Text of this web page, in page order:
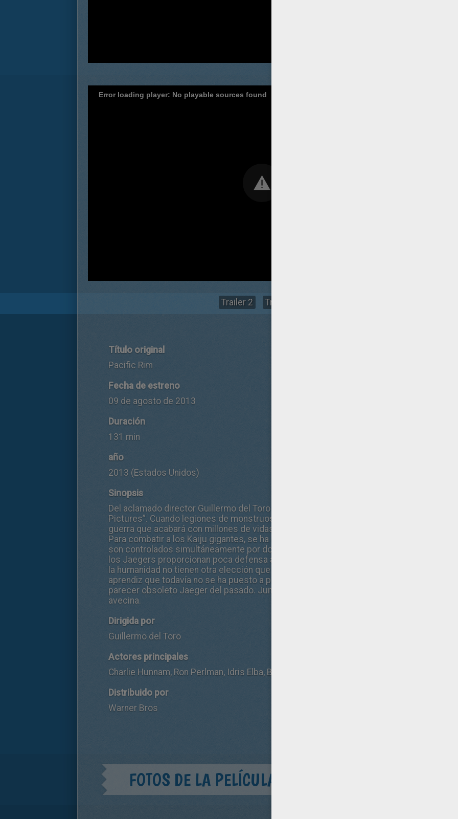
Error loading player: No playable sources found
Trailer 2 Trailer
Título original
Pacific Rim
Fecha de estreno
09 de agosto de 2013
Duración
131 min
año
2013 (Estados Unidos)
Sinopsis
Del aclamado director Guillermo del Toro llega “Pacific Rim.”, una película de “Warner
Pictures”. Cuando legiones de monstruosas criaturas, denominadas Kaiju, comienzan a
guerra que acabará con millones de vidas y que consumirá los recursos de la
Para combatir a los Kaiju gigantes, se ha diseñado un tipo especial de arma: enormes
son controlados simultáneamente por dos pilotos cuyas mentes están bloqueadas en
los Jaegers proporcionan poca defensa ante los incansables Kaiju. A punto de la
la humanidad no tienen otra elección que recurrir a dos insólitos héroes: un ex piloto
aprendiz que todavía no se ha puesto a prueba (Rinko Kikuchi). Ambos se unen para
parecer obsoleto Jaeger del pasado. Juntos, son la última esperanza de la humanidad
avecina.
Dirigida por
Guillermo del Toro
Actores principales
Charlie Hunnam, Ron Perlman, Idris Elba, Burn Gorman, Charlie Day, Diego Klattenhoff
Distribuido por
Warner Bros
FOTOS DE LA PELÍCULA